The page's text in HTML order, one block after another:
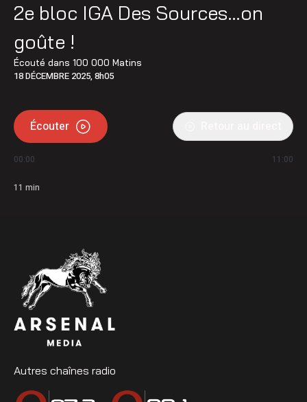
2e bloc IGA Des Sources…on
goûte !
Écouté dans 100 000 Matins
18 DÉCEMBRE 2025, 8h05
Écouter
00:00 11:00
11 min
Autres chaînes radio